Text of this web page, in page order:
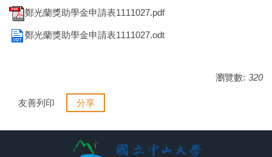
鄭光蘭獎助學金申請表1111027.pdf
鄭光蘭獎助學金申請表1111027.odt
瀏覽數: 320
友善列印 分享